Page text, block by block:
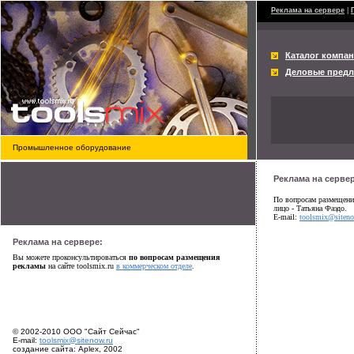
Промышленное оборудование
Реклама на сервере
Каталог
Деловые
Реклама на сервере:
Вы можете проконсультироваться по вопросам размещения
рекламы на сайте toolsmix.ru в коммерческом отделе
Реклама на
По вопросам
лицо - Татьяна Фаэдо.
E-mail:
© 2002-2010 ООО "Сайт Сейчас"
E-mail: toolsmix@sitenow.ru
создание сайта: Aplex, 2002